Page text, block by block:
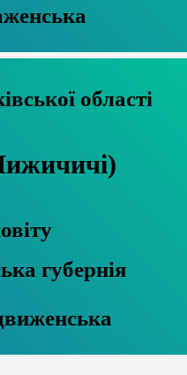
архів Харківської області
губернія